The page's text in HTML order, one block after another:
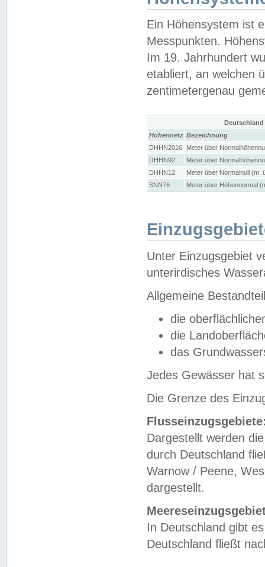
Ein Höhensystem ist
Messpunkten.
Im 19. Jahrhundert
etabliert, an welchen
zentimetergenau
Höhennetz Bezeichnung
DHHN2016
Meter über
DHHN92
Meter über
DHHN12
Meter über Normalnull (m.
SNN76
Meter über Höhennormal
Unter Einzugsgebiet
unterirdisches
Allgemeine
die
die
das
Jedes Gewässer hat
Die Grenze des
Dargestellt werden
durch Deutschland
Warnow / Peene,
dargestellt.
In Deutschland gibt
Deutschland fließt